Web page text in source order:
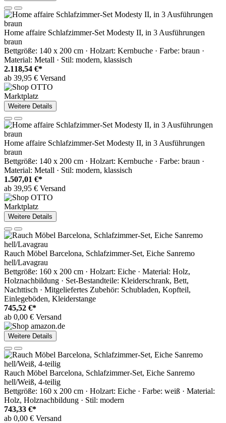
Home affaire Schlafzimmer-Set Modesty II, in 3 Ausführungen
braun
Bettgröße: 140 x 200 cm · Holzart: Kernbuche · Farbe: braun ·
Material: Metall · Stil: modern, klassisch
2.118,54 €*
ab 39,95 € Versand
Marktplatz
Weitere Details
Home affaire Schlafzimmer-Set Modesty II, in 3 Ausführungen
braun
Bettgröße: 140 x 200 cm · Holzart: Kernbuche · Farbe: braun ·
Material: Metall · Stil: modern, klassisch
1.507,01 €*
ab 39,95 € Versand
Marktplatz
Weitere Details
Rauch Möbel Barcelona, Schlafzimmer-Set, Eiche Sanremo
hell/Lavagrau
Bettgröße: 160 x 200 cm · Holzart: Eiche · Material: Holz,
Holznachbildung · Set-Bestandteile: Kleiderschrank, Bett,
Nachttisch · Mitgeliefertes Zubehör: Schubladen, Kopfteil,
Einlegeböden, Kleiderstange
745,52 €*
ab 0,00 € Versand
Weitere Details
Rauch Möbel Barcelona, Schlafzimmer-Set, Eiche Sanremo
hell/Weiß, 4-teilig
Bettgröße: 160 x 200 cm · Holzart: Eiche · Farbe: weiß · Material:
Holz, Holznachbildung · Stil: modern
743,33 €*
ab 0,00 € Versand